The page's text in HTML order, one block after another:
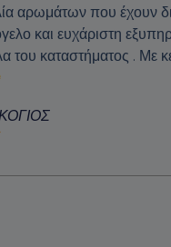
αρωμάτων που έχουν
και ευχάριστη
του καταστήματος . Με